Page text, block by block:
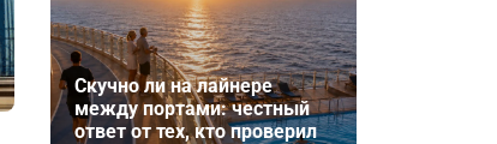
Скучно ли на лайнере
между портами: честный
ответ от тех, кто проверил